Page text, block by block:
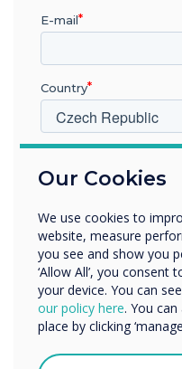
oznámení:
• okresní nebo
• speciální
vetřelci nebo
• externí obsah
zaměstnanců,
Zaměstnanci
že dosud
dotykovými
IMPACT dělat.
Our Cookies
We use cookies to
website, measure
you see and show you
‘Allow All’, you
your device. You can
our policy here. You
place by clicking
E-mail
Country
Vzdělávání
Další
Název společnosti
Rádi bychom vás
služeb e-mailem,